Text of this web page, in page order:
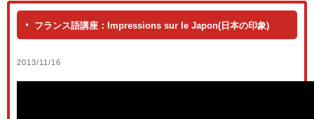
フランス語講座：Impressions sur le Japon(日本の印象)
2013/11/16